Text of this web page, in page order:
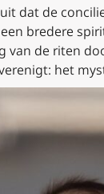
dat de
bredere
van de riten
het